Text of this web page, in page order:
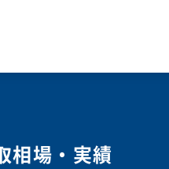
相場・実績